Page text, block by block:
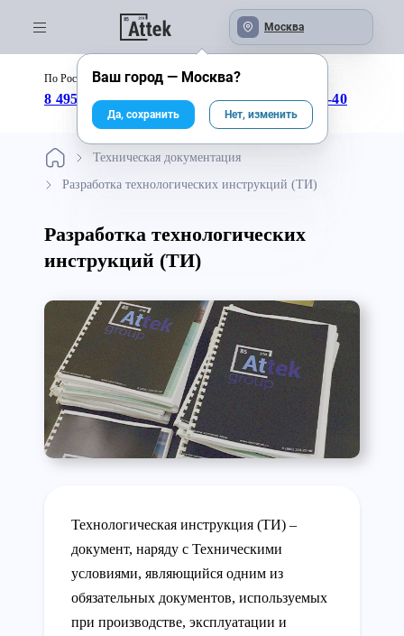
Москва
По России бесплатно:
8 495 246-04-43 8 800 333-25-40
Техническая документация
Разработка технологических инструкций (ТИ)
Разработка технологических
инструкций (ТИ)
Технологическая инструкция (ТИ) –
документ, наряду с Техническими
условиями, являющийся одним из
обязательных документов, используемых
при производстве, эксплуатации и
Ваш город — Москва?
Да, сохранить Нет, изменить